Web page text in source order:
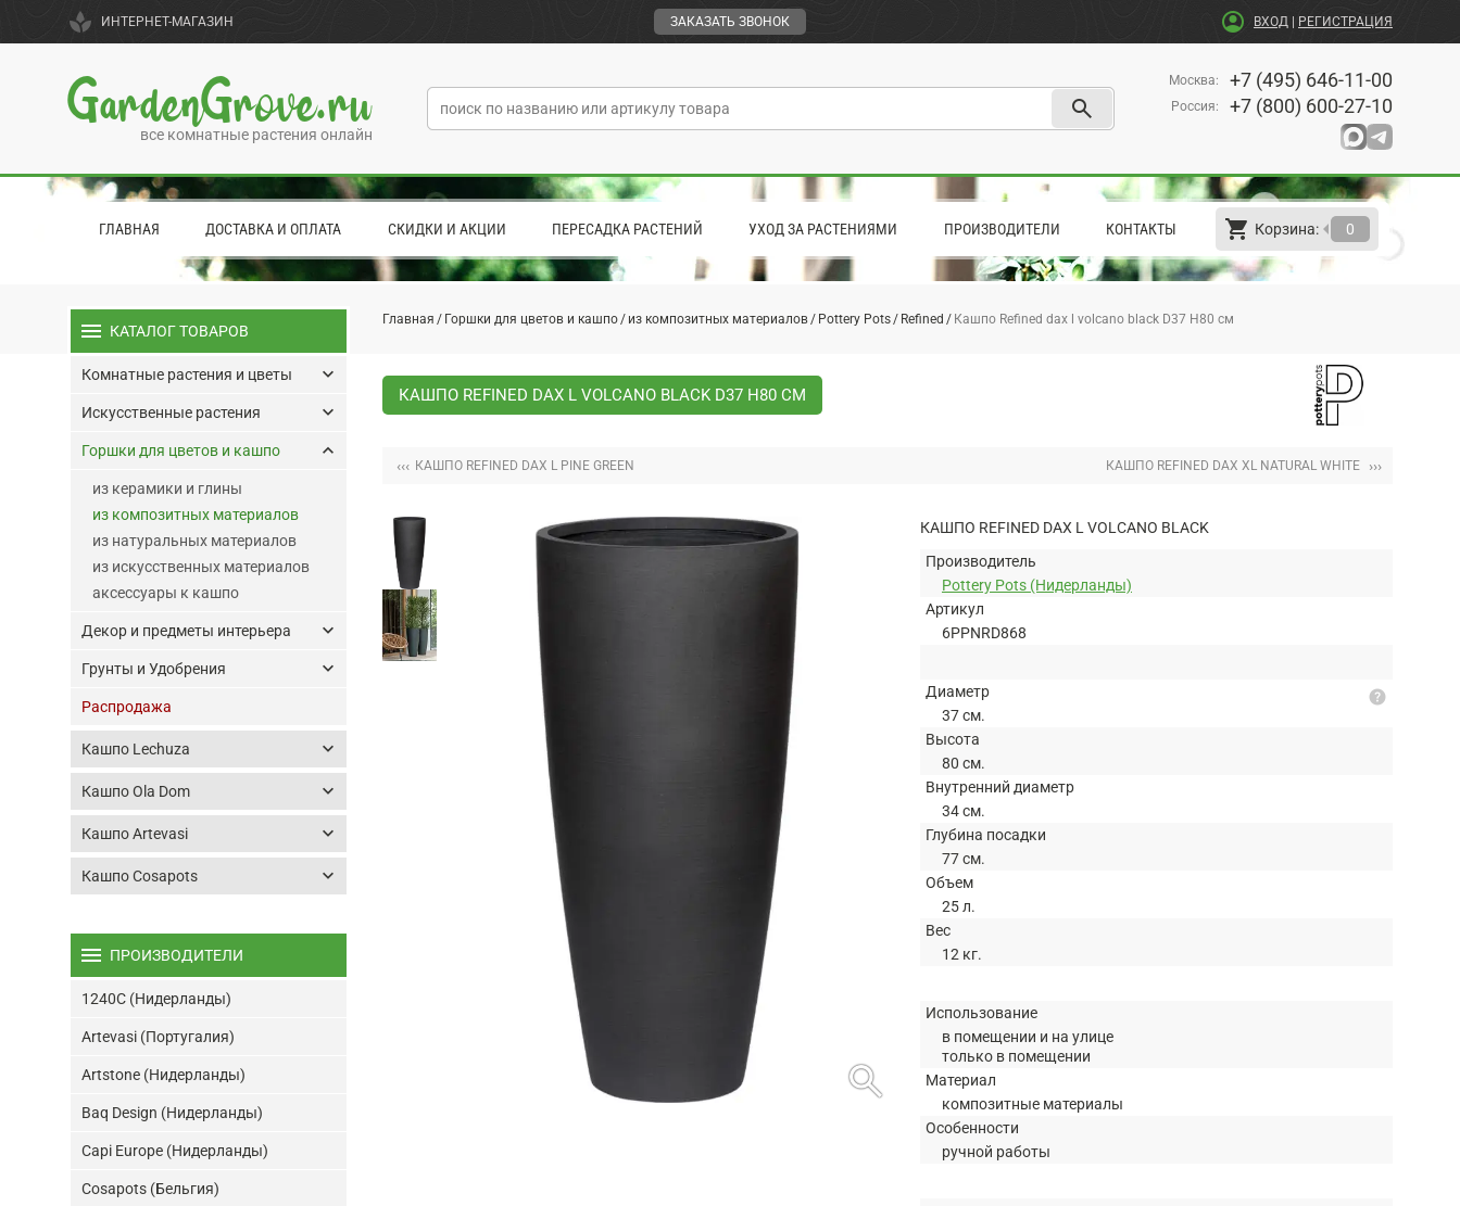
spa ИНТЕРНЕТ-МАГАЗИН ЗАКАЗАТЬ ЗВОНОК account_circle ВХОД РЕГИСТРАЦИЯ
GardenGrove.ru
все комнатные растения онлайн
search
Москва: +7 (495) 646-11-00
Россия: +7 (800) 600-27-10
ГЛАВНАЯ ДОСТАВКА И ОПЛАТА СКИДКИ И АКЦИИ ПЕРЕСАДКА РАСТЕНИЙ УХОД ЗА РАСТЕНИЯМИ ПРОИЗВОДИТЕЛИ КОНТАКТЫ shopping_cart Корзина: 0
arrow_left
Главная Горшки для цветов и кашпо из композитных материалов Pottery Pots Refined Кашпо Refined dax l volcano black D37 H80 см
КАШПО REFINED DAX L VOLCANO BLACK D37 H80 СМ
‹‹‹ КАШПО REFINED DAX L PINE GREEN КАШПО REFINED DAX XL NATURAL WHITE ›››
search
КАШПО REFINED DAX L VOLCANO BLACK
Производитель
Pottery Pots (Нидерланды)
Артикул
6PPNRD868
Диаметр
37 см.
Высота
80 см.
Внутренний диаметр
34 см.
Глубина посадки
77 см.
Объем
25 л.
Вес
12 кг.
help
Использование
в помещении и на улице
только в помещении
Материал
композитные материалы
Особенности
ручной работы
menu КАТАЛОГ ТОВАРОВ
Комнатные растения и цветы keyboard_arrow_down
Искусственные растения keyboard_arrow_down
Горшки для цветов и кашпо keyboard_arrow_up
из керамики и глины
из композитных материалов
из натуральных материалов
из искусственных материалов
аксессуары к кашпо
Декор и предметы интерьера keyboard_arrow_down
Грунты и Удобрения keyboard_arrow_down
Распродажа
Кашпо Lechuza keyboard_arrow_down
Кашпо Ola Dom keyboard_arrow_down
Кашпо Artevasi keyboard_arrow_down
Кашпо Cosapots keyboard_arrow_down
menu ПРОИЗВОДИТЕЛИ
1240C (Нидерланды)
Artevasi (Португалия)
Artstone (Нидерланды)
Baq Design (Нидерланды)
Capi Europe (Нидерланды)
Cosapots (Бельгия)